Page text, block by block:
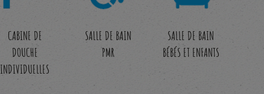
CABINE DE
DOUCHE
INDIVIDUELLES
SALLE DE BAIN
PMR
SALLE DE BAIN
BÉBÉS ET ENFANTS